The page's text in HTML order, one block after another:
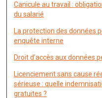
Canicule au travail :
du salarié
La protection des données
enquête interne
Droit d’accès aux données
Licenciement sans cause
sérieuse : quelle
gratuites ?